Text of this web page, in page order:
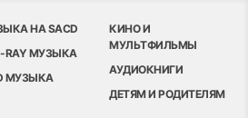
НА SACD
RAY МУЗЫКА
МУЗЫКА
КИНО И
МУЛЬТФИЛЬМЫ
АУДИОКНИГИ
ДЕТЯМ И РОДИТЕЛЯМ